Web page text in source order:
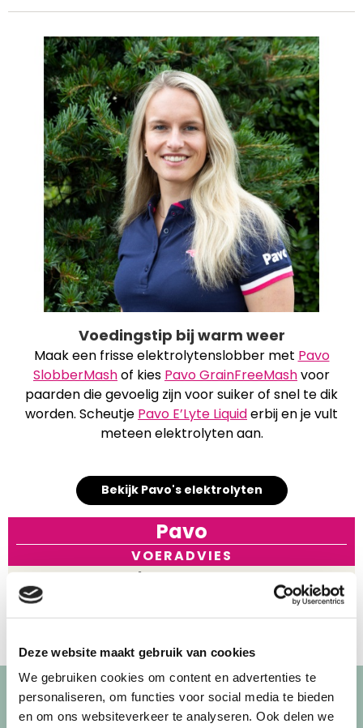
Deze website maakt gebruik van cookies
We gebruiken cookies om content en advertenties te
personaliseren, om functies voor social media te bieden
en om ons websiteverkeer te analyseren. Ook delen we
Voedingstip bij warm weer
Maak een frisse elektrolytenslobber met Pavo
SlobberMashof kies Pavo GrainFreeMashvoor
paarden die gevoelig zijn voor suiker of snel te dik
worden. Scheutje Pavo E’Lyte Liquiderbij en je vult
meteen elektrolyten aan.
Bekijk Pavo's elektrolyten
Pavo
VOERADVIES
Pleun Broeren
Onze weg naar